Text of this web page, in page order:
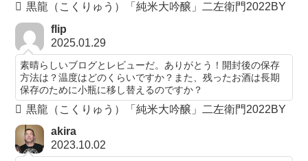
黒龍（こくりゅう）「純米大吟醸」二左衛門2022BY
flip
2025.01.29
素晴らしいブログとレビューだ。ありがとう！開封後の保存
方法は？温度はどのくらいですか？また、残ったお酒は長期
保存のために小瓶に移し替えるのですか？
黒龍（こくりゅう）「純米大吟醸」二左衛門2022BY
akira
2023.10.02